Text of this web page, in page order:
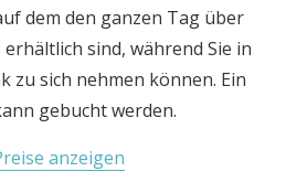
dem den ganzen Tag über
sind, während Sie in
zu sich nehmen können. Ein
gebucht werden.
anzeigen